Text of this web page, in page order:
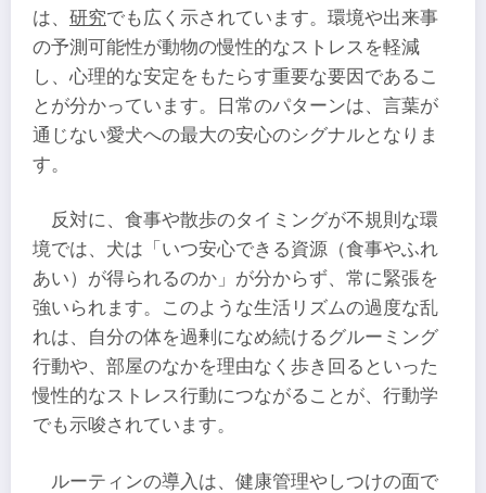
は、 研究でも広く示されています。環境や出来事
の予測可能性が動物の慢性的なストレスを軽減
し、心理的な安定をもたらす重要な要因であるこ
とが分かっています。日常のパターンは、言葉が
通じない愛犬への最大の安心のシグナルとなりま
す。
反対に、食事や散歩のタイミングが不規則な環
境では、犬は「いつ安心できる資源（食事やふれ
あい）が得られるのか」が分からず、常に緊張を
強いられます。このような生活リズムの過度な乱
れは、自分の体を過剰になめ続けるグルーミング
行動や、部屋のなかを理由なく歩き回るといった
慢性的なストレス行動につながることが、行動学
でも示唆されています。
ルーティンの導入は、健康管理やしつけの面で